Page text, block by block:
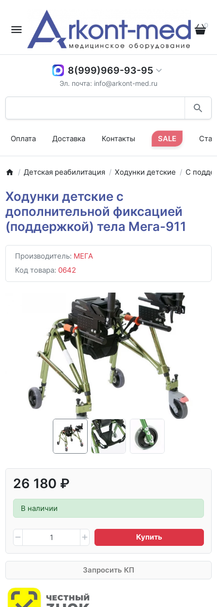
0
8(999)969-93-95
Эл. почта: info@arkont-med.ru
Оплата Доставка Контакты SALE
Детская реабилитация Ходунки детские С
Ходунки детские с
дополнительной фиксацией
(поддержкой) тела Мега-911
Производитель: МЕГА
Код товара: 0642
26 180 ₽
В наличии
Купить
Запросить КП